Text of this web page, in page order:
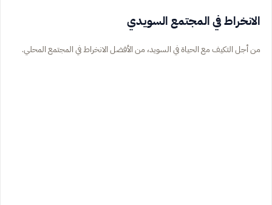
الانخراط في المجتمع السويدي
من أجل التكيف مع الحياة في السويد، من الأفضل الانخراط في المجتمع المحلي.